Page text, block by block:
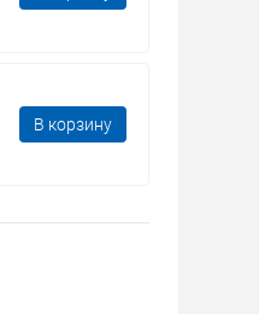
В корзину